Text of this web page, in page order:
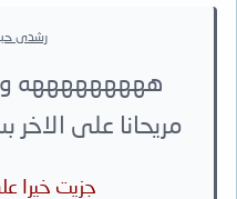
رشدى
هههههههههه
مريحانا على
جزيت خيرا